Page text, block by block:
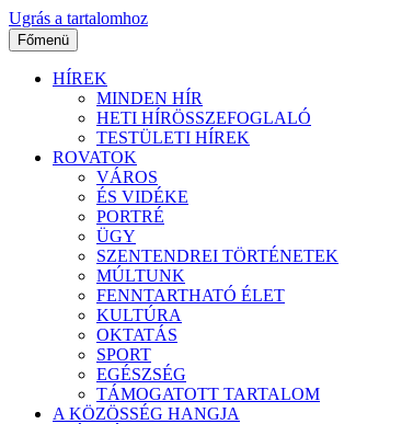
Ugrás a tartalomhoz
Főmenü
HÍREK
MINDEN HÍR
HETI HÍRÖSSZEFOGLALÓ
TESTÜLETI HÍREK
ROVATOK
VÁROS
ÉS VIDÉKE
PORTRÉ
ÜGY
SZENTENDREI TÖRTÉNETEK
MÚLTUNK
FENNTARTHATÓ ÉLET
KULTÚRA
OKTATÁS
SPORT
EGÉSZSÉG
TÁMOGATOTT TARTALOM
A KÖZÖSSÉG HANGJA